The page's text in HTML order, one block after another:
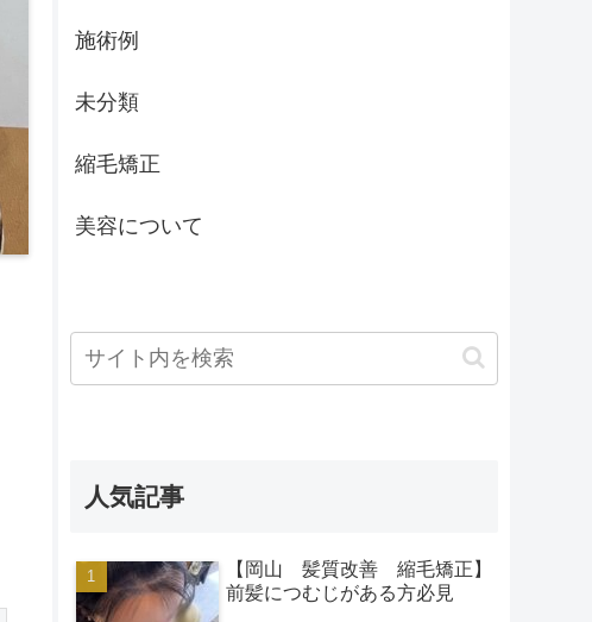
施術例
未分類
縮毛矯正
美容について
人気記事
【岡山 髪質改善 縮毛矯正】
前髪につむじがある方必見